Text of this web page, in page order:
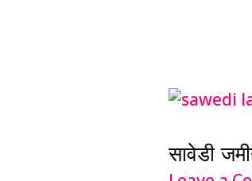
सावेडी
सावेडी
व्यवहारात